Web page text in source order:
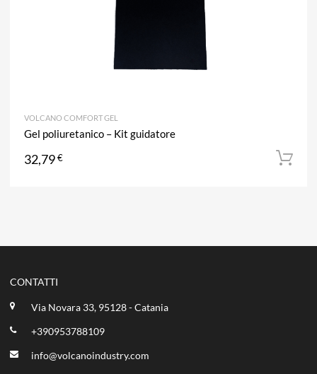
VOLCANO COMFORT GEL
Gel poliuretanico – Kit guidatore
32,79€
CONTATTI
Via Novara 33, 95128 - Catania
+390953788109
info@volcanoindustry.com